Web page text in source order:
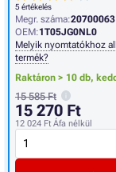
5 értékelés
Megr. száma:20700063
OEM:1T05JG0NL0
Melyik nyomtatókhoz
termék?
Raktáron > 10 db,
15 585 Ft
15 270 Ft
12 024 Ft Áfa nélkül